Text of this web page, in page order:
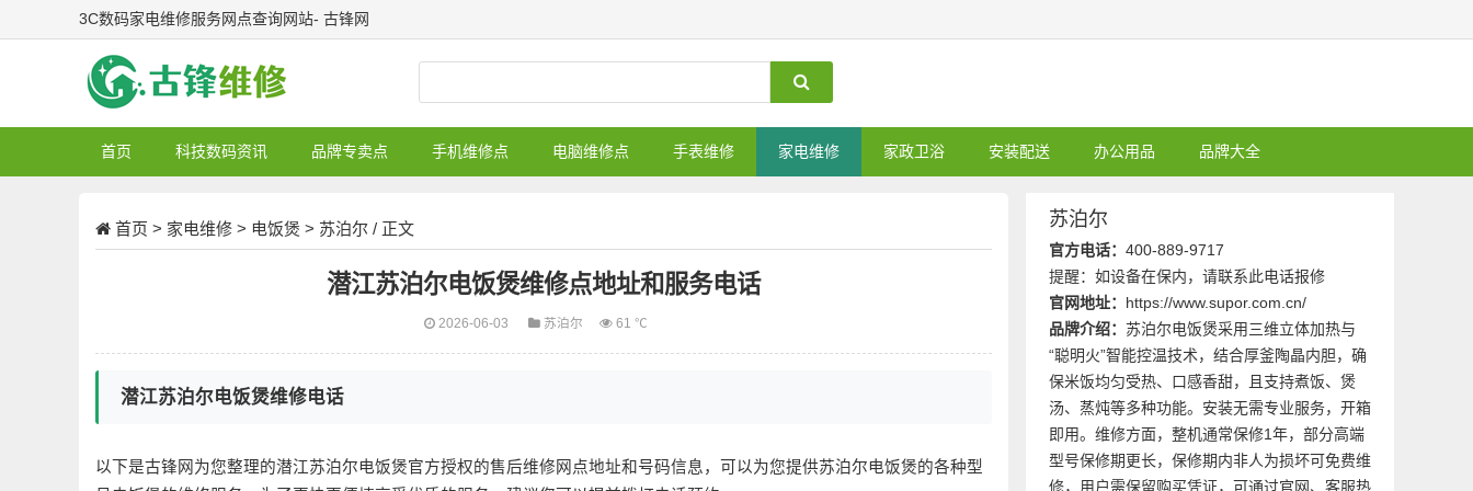
3C数码家电维修服务网点查询网站- 古锋网
首页 科技数码资讯 品牌专卖点 手机维修点 电脑维修点 手表维修 家电维修 家政卫浴 安装配送 办公用品 品牌大全
首页 > 家电维修 > 电饭煲 > 苏泊尔 / 正文
潜江苏泊尔电饭煲维修点地址和服务电话
2026-06-03 苏泊尔 61 ℃
潜江苏泊尔电饭煲维修电话
以下是古锋网为您整理的潜江苏泊尔电饭煲官方授权的售后维修网点地址和号码信息，可以为您提供苏泊尔电饭煲的各种型
苏泊尔
官方电话： 400-889-9717
提醒：如设备在保内，请联系此电话报修
官网地址： https://www.supor.com.cn/
品牌介绍： 苏泊尔电饭煲采用三维立体加热与
“聪明火”智能控温技术，结合厚釜陶晶内胆，确
保米饭均匀受热、口感香甜，且支持煮饭、煲
汤、蒸炖等多种功能。安装无需专业服务，开箱
即用。维修方面，整机通常保修1年，部分高端
型号保修期更长，保修期内非人为损坏可免费维
修，用户需保留购买凭证，可通过官网、客服热